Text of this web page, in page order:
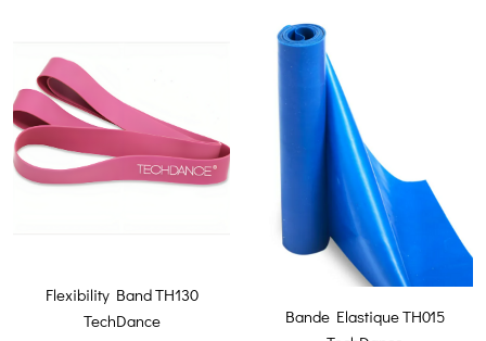
Flexibility Band TH130
TechDance
Bande Elastique TH015